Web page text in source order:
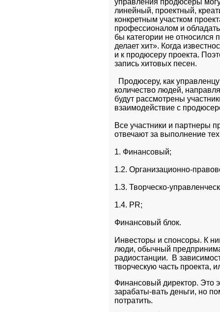
управления продюсеры
линейный, проектный,
конкретным участком
профессионалом и
бы категории не относился
делает хит». Когда
и к продюсеру проекта.
запись хитовых песен.
Продюсеру, как
количество людей,
будут рассмотрены
взаимодействие с
Все участники и партнеры
отвечают за выполнение
1. Финансовый;
1.2. Организационно-
1.3. Творческо-
1.4. PR;
Финансовый блок.
Инвесторы и спонсоры. К
люди, обычный
радиостанции.  В
творческую часть проекта,
Финансовый директор. Это
зарабаты-вать деньги, но
потратить.